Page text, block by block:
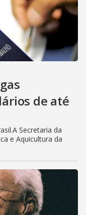
de até
Secretaria da
e Aquicultura da